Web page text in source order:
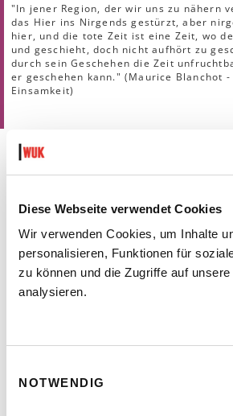
Diese Webseite verwendet Cookies
Wir verwenden Cookies, um Inhalte
personalisieren, Funktionen für
zu können und die Zugriffe auf
analysieren.
NOTWENDIG
"In jener Region, der wir uns zu nähern
das Hier ins Nirgends gestürzt, aber
hier, und die tote Zeit ist eine Zeit, wo
und geschieht, doch nicht aufhört zu
durch sein Geschehen die Zeit
er geschehen kann." (Maurice Blanchot
Einsamkeit)